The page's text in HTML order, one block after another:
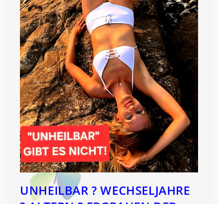
UNHEILBAR ? WECHSELJAHRE